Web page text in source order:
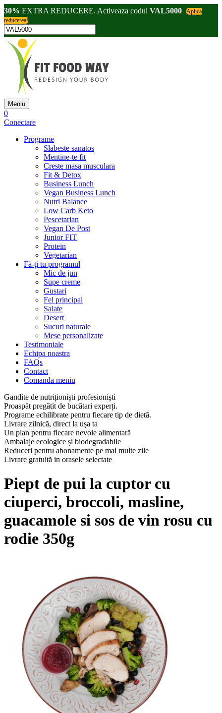
30% EXTRA REDUCERE. Activeaza codul VAL5000
Aplica
reducerea!
Meniu
0
Conectare
Programe
Slabeste sanatos
Mentine-te fit
Creste masa musculara
Fit & Detox
Business Lunch
Vegan Business Lunch
Nutri Balance
Low Carb Keto
Pescetarian
Vegan De Post
Junior FIT
Protein
Vegetarian
Fă-ți tu programul
Mic de jun
Supe creme
Gustari
Fel principal
Salate
Desert
Sucuri naturale
Mese personalizate
Testimoniale
Echipa noastra
FAQs
Contact
Comanda meniu
Gandite de nutriționiști profesioniști
Proaspăt pregătit de bucătari experți.
Programe echilibrate pentru fiecare tip de dietă.
Livrare zilnică, direct la ușa ta
Un plan pentru fiecare nevoie alimentară
Ambalaje ecologice și biodegradabile
Reduceri pentru abonamente pe mai multe zile
Livrare gratuită in orasele selectate
Piept de pui la cuptor cu
ciuperci, broccoli, masline,
guacamole si sos de vin rosu cu
rodie 350g